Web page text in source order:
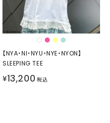
【NYA・NI・NYU・NYE・NYON】
SLEEPING TEE
¥13,200 税込